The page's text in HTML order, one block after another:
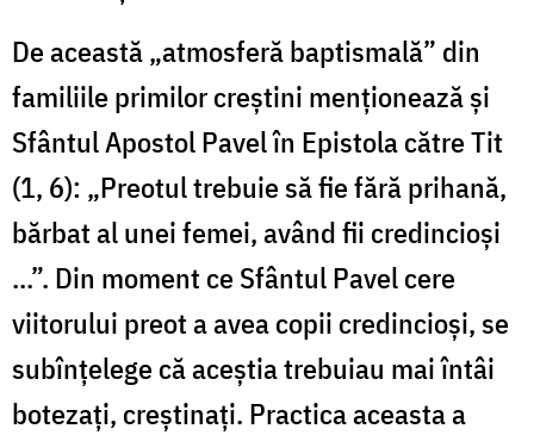
De această „atmosferă baptismală” din
familiile primilor creștini menționează și
Sfântul Apostol Pavel în Epistola către Tit
(1, 6): „Preotul trebuie să fie fără prihană,
bărbat al unei femei, având fii credincioși
...”. Din moment ce Sfântul Pavel cere
viitorului preot a avea copii credincioși, se
subînțelege că aceștia trebuiau mai întâi
botezați, creștinați. Practica aceasta a